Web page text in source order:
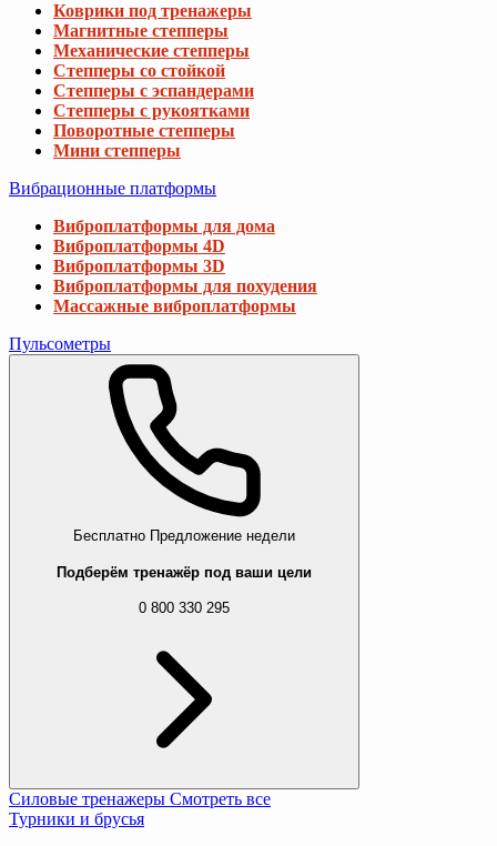
Коврики под тренажеры
Магнитные степперы
Механические степперы
Степперы со стойкой
Степперы с эспандерами
Степперы с рукоятками
Поворотные степперы
Мини степперы
Вибрационные платформы
Виброплатформы для дома
Виброплатформы 4D
Виброплатформы 3D
Виброплатформы для похудения
Массажные виброплатформы
Пульсометры
Бесплатно Предложение недели
Подберём тренажёр под ваши цели
0 800 330 295
Силовые тренажеры Смотреть все
Турники и брусья